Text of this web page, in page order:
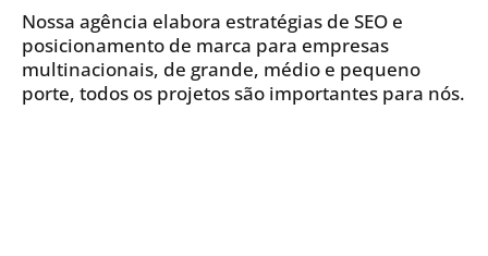
Nossa agência elabora estratégias de SEO e
posicionamento de marca para empresas
multinacionais, de grande, médio e pequeno
porte, todos os projetos são importantes para nós.